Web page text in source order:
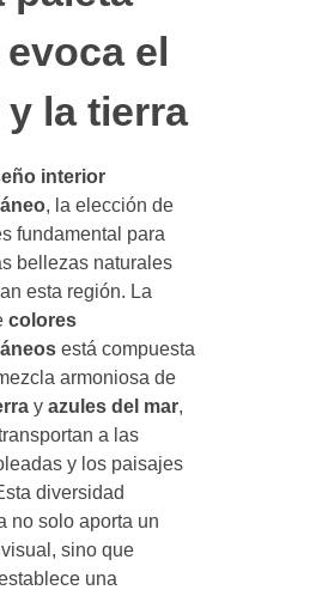
el
y la tierra
interior
, la elección de
fundamental para
bellezas naturales
esta región. La
colores
está compuesta
armoniosa de
y azules del mar,
a las
y los paisajes
diversidad
no solo aporta un
sino que
una